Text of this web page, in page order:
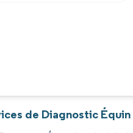
de Diagnostic